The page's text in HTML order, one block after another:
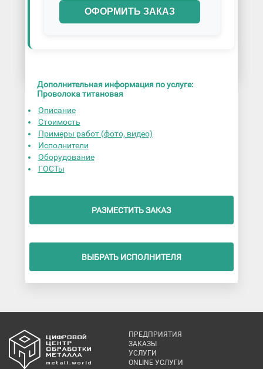
ОФОРМИТЬ ЗАКАЗ
Дополнительная информация по услуге:
Проволока титановая
Описание
Стоимость
Примеры работ (фото, видео)
Исполнители
Оборудование
ГОСТы
РАЗМЕСТИТЬ ЗАКАЗ
ВЫБРАТЬ ИСПОЛНИТЕЛЯ
ПРЕДПРИЯТИЯ
ЗАКАЗЫ
УСЛУГИ
ONLINE УСЛУГИ